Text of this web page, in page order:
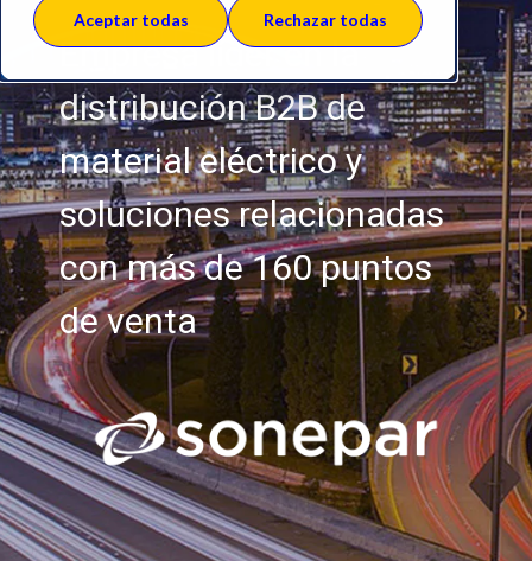
Aceptar todas Rechazar todas
Empresa líder en la
distribución B2B de
material eléctrico y
soluciones relacionadas
con más de 160 puntos
de venta